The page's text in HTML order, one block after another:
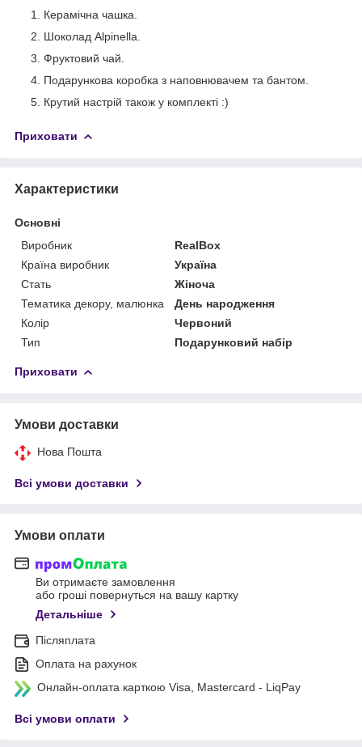
Керамічна чашка.
Шоколад Alpinella.
Фруктовий чай.
Подарункова коробка з наповнювачем та бантом.
Крутий настрій також у комплекті :)
Приховати
Характеристики
Основні
Виробник
RealBox
Країна виробник
Україна
Стать
Жіноча
Тематика декору, малюнка
День народження
Колір
Червоний
Тип
Подарунковий набір
Приховати
Умови доставки
Нова Пошта
Всі умови доставки
Умови оплати
Ви отримаєте замовлення
або гроші повернуться на вашу картку
Детальніше
Післяплата
Оплата на рахунок
Онлайн-оплата карткою Visa, Mastercard - LiqPay
Всі умови оплати